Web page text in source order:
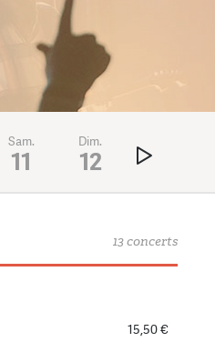
Sam.
11
Dim.
12 13
13 concerts
15,50 €